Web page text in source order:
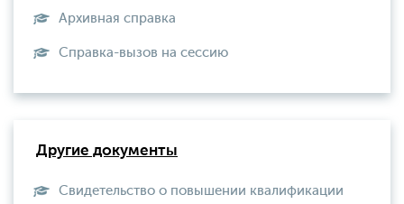
Архивная справка
Справка-вызов на сессию
Другие документы
Свидетельство о повышении квалификации